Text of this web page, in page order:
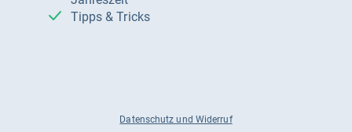
Tipps & Tricks
Datenschutz und Widerruf